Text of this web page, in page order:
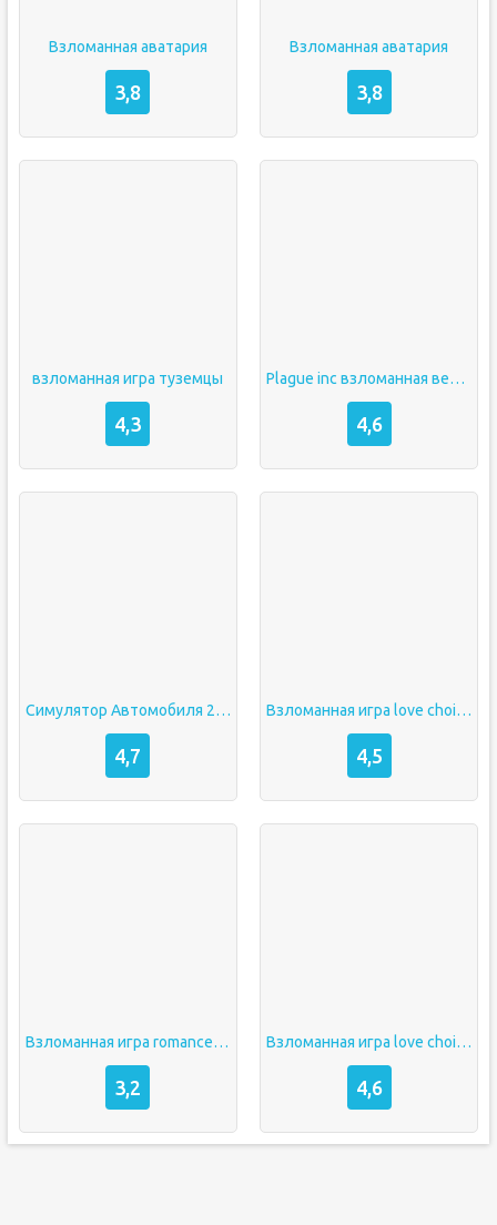
Взломанная аватария
3,8
Взломанная аватария
3,8
взломанная игра туземцы
4,3
Plague inc взломанная версия
4,6
Симулятор Автомобиля 2 взломанная
4,7
Взломанная игра love choice
4,5
Взломанная игра romance fate
3,2
Взломанная игра love choice
4,6